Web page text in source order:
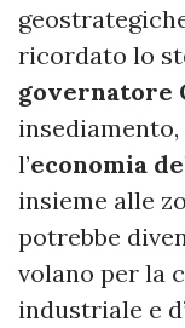
ricordato lo
governatore
l’economia
insieme alle
potrebbe
volano per la
industriale e